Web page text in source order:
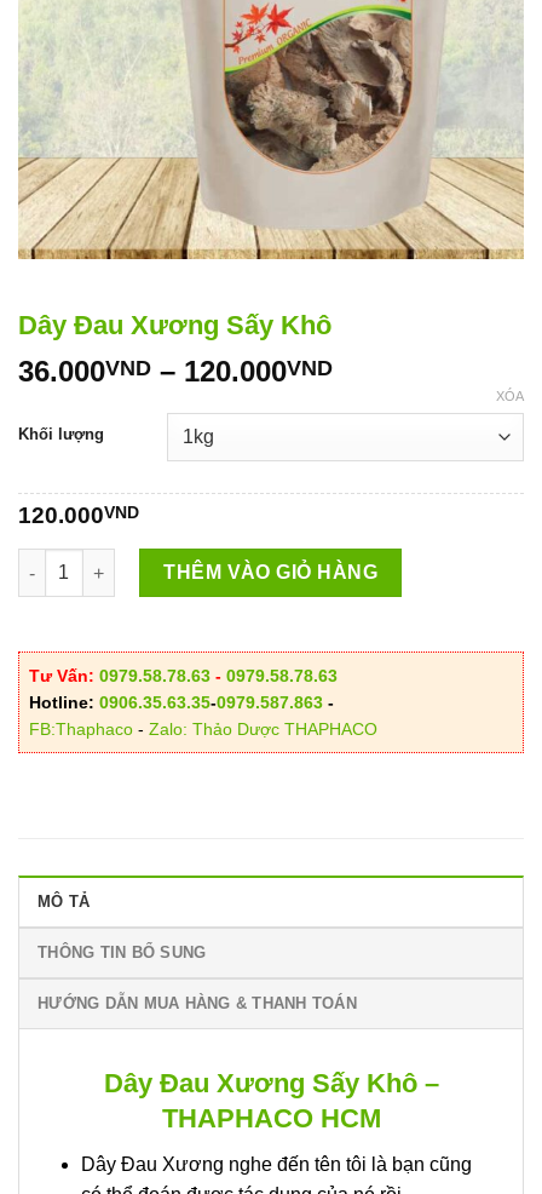
Dây Đau Xương Sấy Khô
36.000VND – 120.000VNDKhoảng
36.000VND
đến
Khối lượng
XÓA
120.000VND
Dây Đau Xương Sấy Khô số lượng
THÊM VÀO GIỎ HÀNG
Tư Vấn: 0979.58.78.63 - 0979.58.78.63
Hotline: 0906.35.63.35-0979.587.863 -
FB:Thaphaco - Zalo: Thảo Dược THAPHACO
MÔ TẢ
THÔNG TIN BỔ SUNG
HƯỚNG DẪN MUA HÀNG & THANH TOÁN
Dây Đau Xương Sấy Khô –
THAPHACO HCM
Dây Đau Xương nghe đến tên tôi là bạn cũng